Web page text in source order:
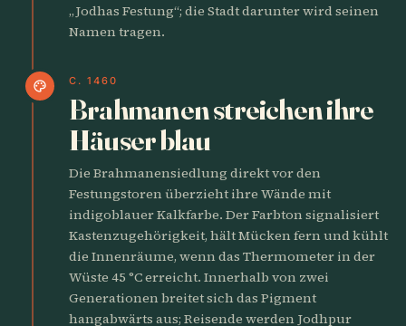
„Jodhas Festung“; die Stadt darunter wird seinen
Namen tragen.
palette C. 1460
Brahmanen streichen ihre
Häuser blau
Die Brahmanensiedlung direkt vor den
Festungstoren überzieht ihre Wände mit
indigoblauer Kalkfarbe. Der Farbton signalisiert
Kastenzugehörigkeit, hält Mücken fern und kühlt
die Innenräume, wenn das Thermometer in der
Wüste 45 °C erreicht. Innerhalb von zwei
Generationen breitet sich das Pigment
hangabwärts aus; Reisende werden Jodhpur